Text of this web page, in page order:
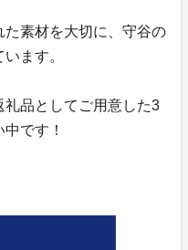
素材を大切に、守谷の
ます。
品としてご用意した3
です！